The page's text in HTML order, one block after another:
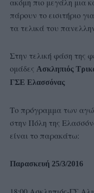
ακόμη πιο μεγάλη μια
πάρουν το εισιτήριο
τα τελικά του
Στην τελική φάση της
ομάδες Ασκληπιός
ΓΣΕ Ελασσόνας
Το πρόγραμμα των
στην Πόλη της
είναι το παρακάτω:
Παρασκευή 25/3/2016